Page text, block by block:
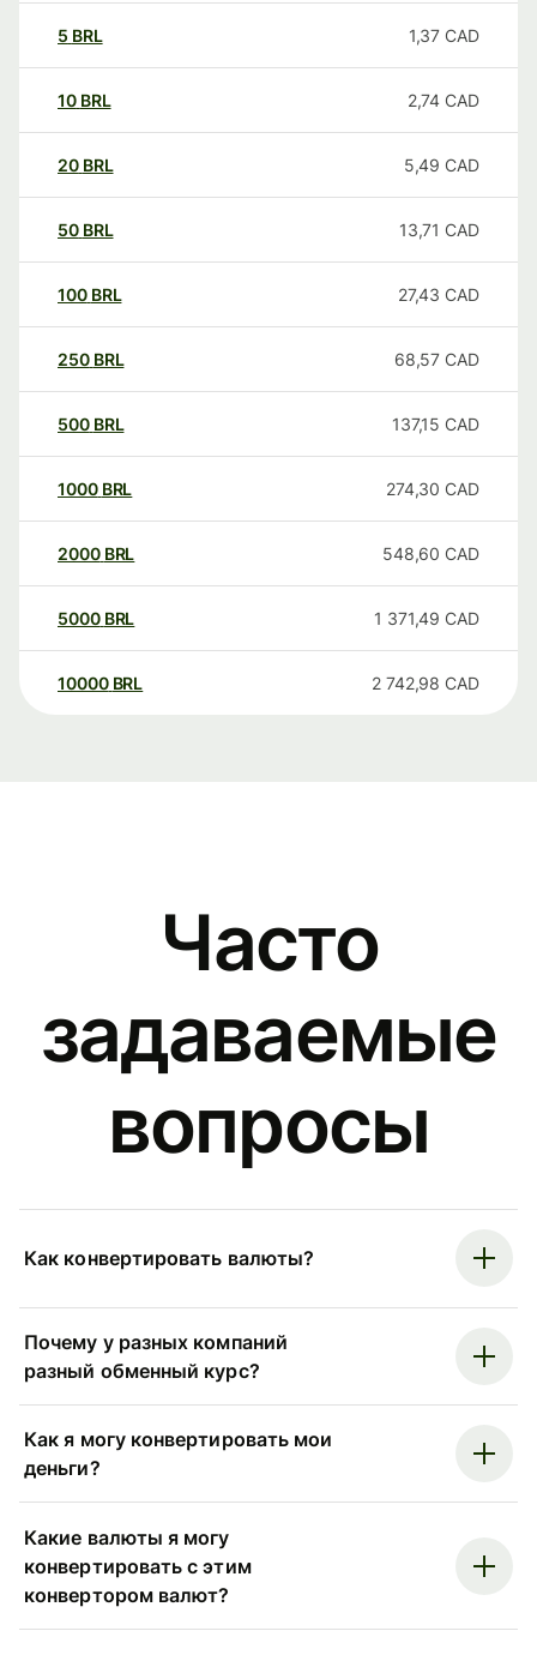
5 BRL 1,37 CAD
10 BRL 2,74 CAD
20 BRL 5,49 CAD
50 BRL 13,71 CAD
100 BRL 27,43 CAD
250 BRL 68,57 CAD
500 BRL 137,15 CAD
1000 BRL 274,30 CAD
2000 BRL 548,60 CAD
5000 BRL 1 371,49 CAD
10000 BRL 2 742,98 CAD
Часто
задаваемые
вопросы
Как конвертировать валюты?
Почему у разных компаний
разный обменный курс?
Как я могу конвертировать мои
деньги?
Какие валюты я могу
конвертировать с этим
конвертором валют?